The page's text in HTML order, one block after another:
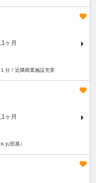
1ヶ月
分！近隣商業施設充実
1ヶ月
お部屋♪